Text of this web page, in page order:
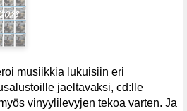
musiikkia lukuisiin eri
jaeltavaksi, cd:lle
vinyylilevyjen tekoa varten. Ja